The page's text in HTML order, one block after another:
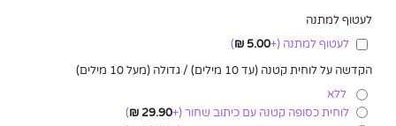
לעטוף למתנה
לעטוף למתנה(+
5.00
₪
)
הקדשה על לוחית קטנה (עד 10 מילים) / גדולה (מעל 10 מילים)
ללא
לוחית כסופה קטנה עם כיתוב שחור(+
29.90
₪
)